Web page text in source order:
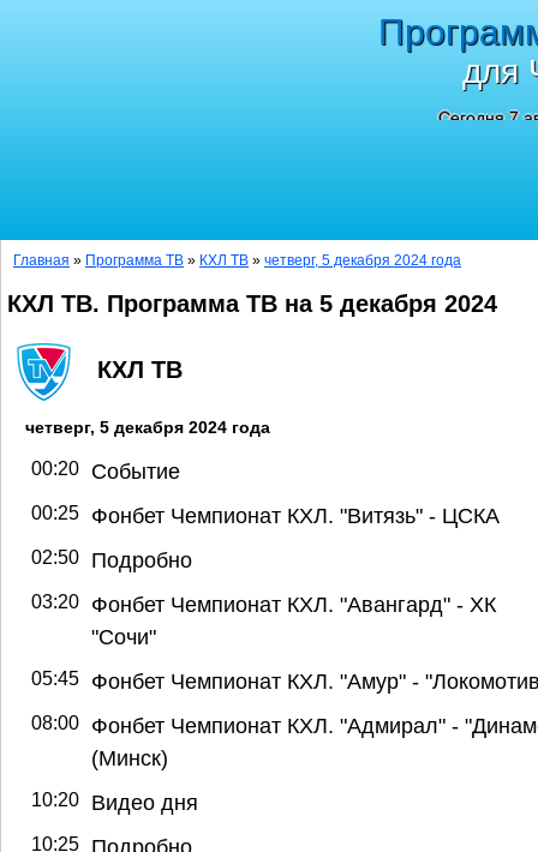
для
Сегодня 7
Главная » Программа ТВ » КХЛ ТВ » четверг, 5 декабря 2024 года
КХЛ ТВ. Программа ТВ на 5 декабря 2024
КХЛ ТВ
четверг, 5 декабря 2024 года
00:20 Событие
00:25 Фонбет Чемпионат КХЛ. "Витязь" - ЦСКА
02:50 Подробно
03:20
Фонбет Чемпионат КХЛ. "Авангард" - ХК
"Сочи"
05:45 Фонбет Чемпионат КХЛ. "Амур" -
08:00
Фонбет Чемпионат КХЛ. "Адмирал" -
(Минск)
10:20 Видео дня
10:25 Подробно